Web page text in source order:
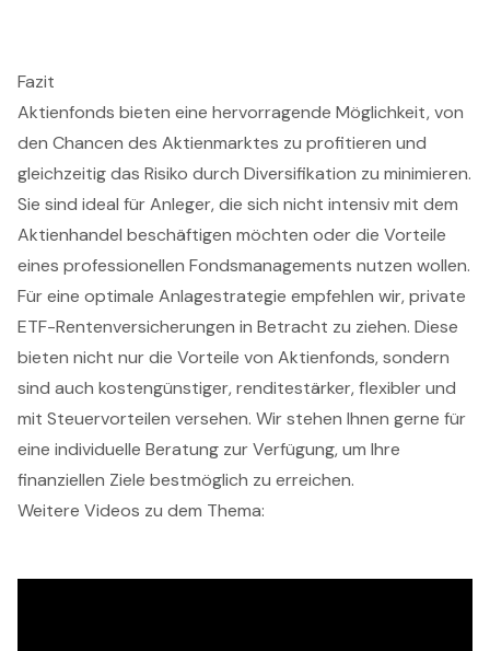
Fazit
Aktienfonds bieten eine hervorragende Möglichkeit, von
den Chancen des Aktienmarktes zu profitieren und
gleichzeitig das Risiko durch Diversifikation zu minimieren.
Sie sind ideal für Anleger, die sich nicht intensiv mit dem
Aktienhandel beschäftigen möchten oder die Vorteile
eines professionellen Fondsmanagements nutzen wollen.
Für eine optimale Anlagestrategie empfehlen wir, private
ETF-Rentenversicherungen in Betracht zu ziehen. Diese
bieten nicht nur die Vorteile von Aktienfonds, sondern
sind auch kostengünstiger, renditestärker, flexibler und
mit Steuervorteilen versehen. Wir stehen Ihnen gerne für
eine individuelle Beratung zur Verfügung, um Ihre
finanziellen Ziele bestmöglich zu erreichen.
Weitere Videos zu dem Thema: